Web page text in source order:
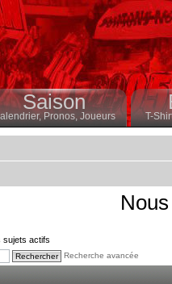
Saison
Pronos, Joueurs T-
sujets actifs
Recherche avancée